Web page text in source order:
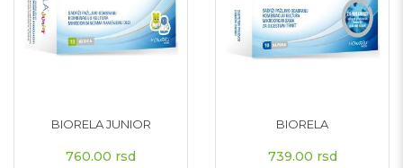
BIORELA JUNIOR
760.00 rsd
BIORELA
739.00 rsd